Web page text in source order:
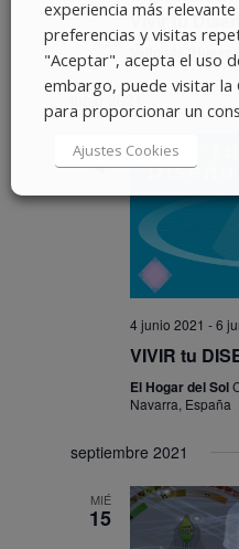
Vivir tu
Valfonda (Huesca)
junio 2021
VIE
4
4 junio 2021 -6
VIVIR tu
El Hogar del Sol
Navarra, España
septiembre 2021
MIÉ
15
experiencia más
preferencias y visitas
"Aceptar", acepta el uso
embargo, puede visitar la
para proporcionar un
Ajustes Cookies